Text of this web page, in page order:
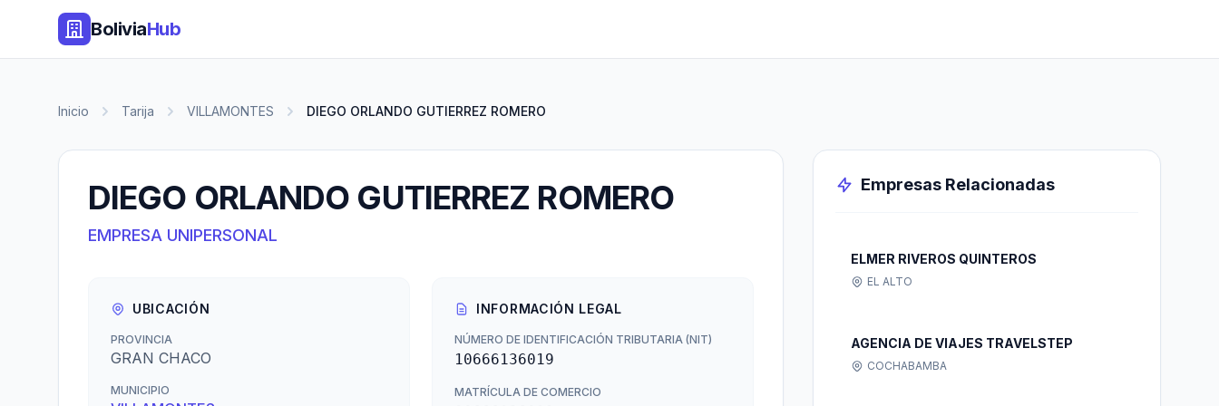
BoliviaHub
Inicio Tarija VILLAMONTES DIEGO ORLANDO GUTIERREZ ROMERO
DIEGO ORLANDO GUTIERREZ ROMERO
EMPRESA UNIPERSONAL
UBICACIÓN
PROVINCIA
GRAN CHACO
MUNICIPIO
INFORMACIÓN LEGAL
NÚMERO DE IDENTIFICACIÓN TRIBUTARIA (NIT)
10666136019
MATRÍCULA DE COMERCIO
Empresas Relacionadas
ELMER RIVEROS QUINTEROS
EL ALTO
AGENCIA DE VIAJES TRAVELSTEP
COCHABAMBA